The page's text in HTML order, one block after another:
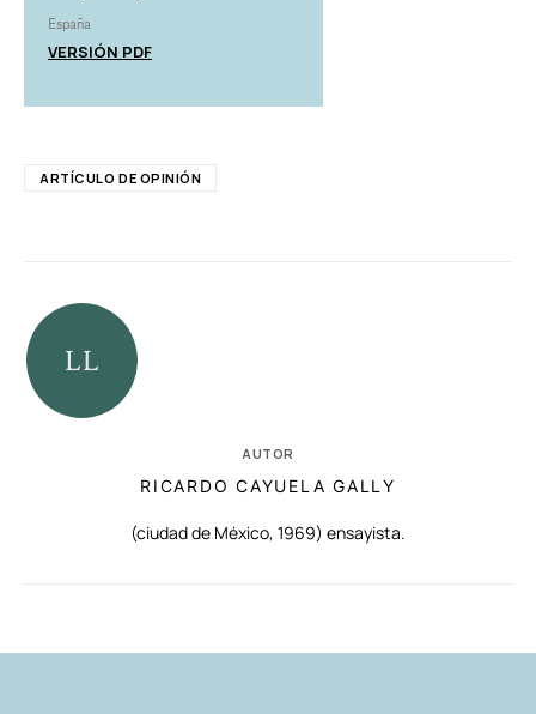
España
VERSIÓN PDF
ARTÍCULO DE OPINIÓN
AUTOR
RICARDO CAYUELA GALLY
(ciudad de México, 1969) ensayista.